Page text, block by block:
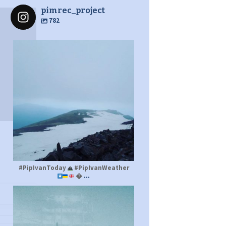
pimrec_project
782
#PipIvanToday
#PipIvanWeather
 ...